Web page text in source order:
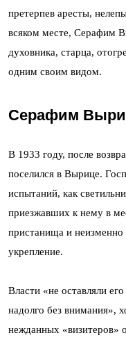
претерпев аресты,
всяком месте, Серафим
духовника, старца,
одним своим видом.
Серафим
В 1933 году, после
поселился в Вырице.
испытаний, как
приезжавших к нему в
пристанища и
укрепление.
Власти «не оставляли его
надолго без внимания»,
нежданных «визитеров»